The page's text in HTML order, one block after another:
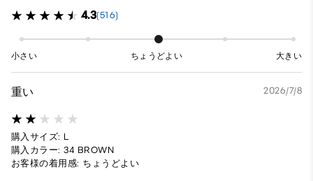
4.3(516)
小さい ちょうどよい 大きい
重い 2026/7/8
購入サイズ: L
購入カラー: 34 BROWN
お客様の着用感: ちょうどよい